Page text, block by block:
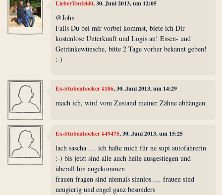
LieberTeufel40, 30. Juni 2013, um 12:05
@John
Falls Du bei mir vorbei kommst, biete ich Dir
kostenlose Unterkunft und Logis an! Essen- und
Getränkewünsche, bitte 2 Tage vorher bekannt geben!
:-)
Ex-Stubenhocker #186, 30. Juni 2013, um 14:29
mach ich, wird vom Zustand meiner Zähne abhängen.
Ex-Stubenhocker #49475, 30. Juni 2013, um 15:25
lach sascha .... ich halte mich für ne supi autofahrerin
:-) bis jetzt sind alle auch heile ausgestiegen und
überall hin angekommen
frauen fragen sind niemals sinnlos .... frauen sind
neugierig und engel ganz besonders